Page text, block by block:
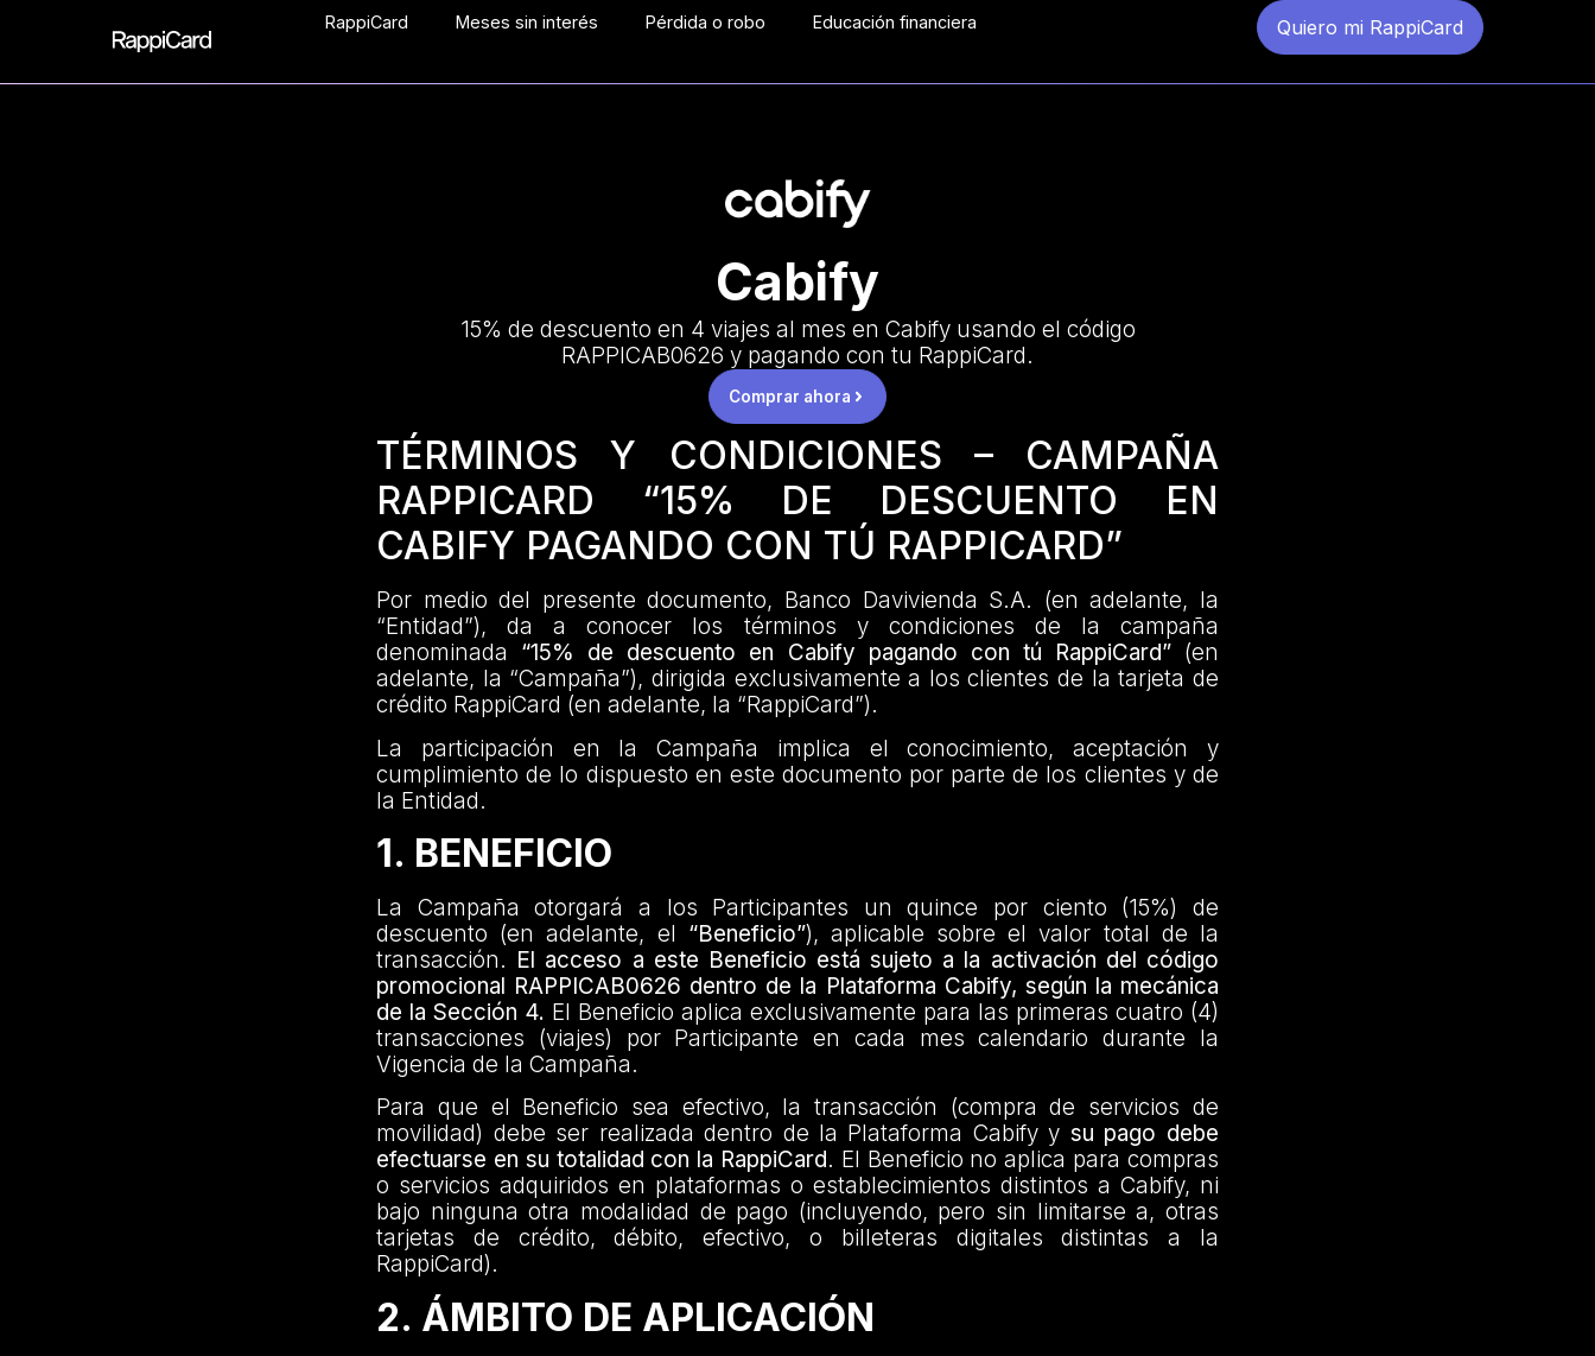
RappiCard Meses sin interés Pérdida o robo Educación financiera Quiero mi RappiCard
Cabify
15% de descuento en 4 viajes al mes en Cabify usando el código
RAPPICAB0626 y pagando con tu RappiCard.
Comprar ahora
TÉRMINOS Y CONDICIONES – CAMPAÑA
RAPPICARD “15% DE DESCUENTO EN
CABIFY PAGANDO CON TÚ RAPPICARD”
Por medio del presente documento, Banco Davivienda S.A. (en adelante, la
“Entidad”), da a conocer los términos y condiciones de la campaña
denominada “15% de descuento en Cabify pagando con tú RappiCard”(en
adelante, la “Campaña”), dirigida exclusivamente a los clientes de la tarjeta de
crédito RappiCard (en adelante, la “RappiCard”).
La participación en la Campaña implica el conocimiento, aceptación y
cumplimiento de lo dispuesto en este documento por parte de los clientes y de
la Entidad.
1. BENEFICIO
La Campaña otorgará a los Participantes un quince por ciento (15%) de
descuento (en adelante, el “Beneficio”), aplicable sobre el valor total de la
transacción. El acceso a este Beneficio está sujeto a la activación del código
promocional RAPPICAB0626 dentro de la Plataforma Cabify, según la mecánica
de la Sección 4. El Beneficio aplica exclusivamente para las primeras cuatro (4)
transacciones (viajes) por Participante en cada mes calendario durante la
Vigencia de la Campaña.
Para que el Beneficio sea efectivo, la transacción (compra de servicios de
movilidad) debe ser realizada dentro de la Plataforma Cabify y su pago debe
efectuarse en su totalidad con la RappiCard. El Beneficio no aplica para compras
o servicios adquiridos en plataformas o establecimientos distintos a Cabify, ni
bajo ninguna otra modalidad de pago (incluyendo, pero sin limitarse a, otras
tarjetas de crédito, débito, efectivo, o billeteras digitales distintas a la
RappiCard).
2. ÁMBITO DE APLICACIÓN